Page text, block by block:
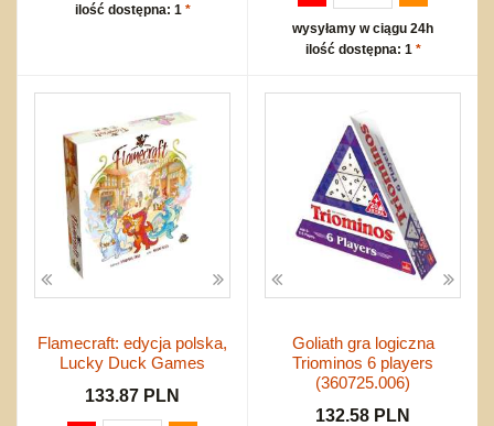
ilość dostępna: 1 *
wysyłamy w ciągu 24h
ilość dostępna: 1 *
Flamecraft: edycja polska,
Lucky Duck Games
133.87 PLN
Goliath gra logiczna
Triominos 6 players
(360725.006)
132.58 PLN